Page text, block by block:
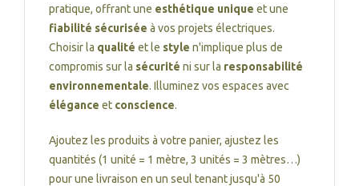
pratique, offrant une esthétique unique et une
fiabilité sécurisée à vos projets électriques.
Choisir la qualité et le style n'implique plus de
compromis sur la sécurité ni sur la responsabilité
environnementale. Illuminez vos espaces avec
élégance et conscience.
Ajoutez les produits à votre panier, ajustez les
quantités (1 unité = 1 mètre, 3 unités = 3 mètres…)
pour une livraison en un seul tenant jusqu'à 50